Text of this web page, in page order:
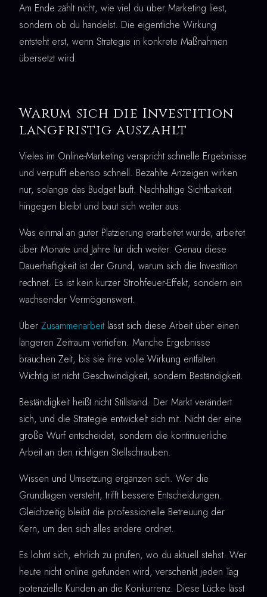
Am Ende zählt nicht, wie viel du über Marketing liest,
sondern ob du handelst. Die eigentliche Wirkung
entsteht erst, wenn Strategie in konkrete Maßnahmen
übersetzt wird.
Warum sich die Investition
langfristig auszahlt
Vieles im Online-Marketing verspricht schnelle Ergebnisse
und verpufft ebenso schnell. Bezahlte Anzeigen wirken
nur, solange das Budget läuft. Nachhaltige Sichtbarkeit
hingegen bleibt und baut sich weiter aus.
Was einmal an guter Platzierung erarbeitet wurde, arbeitet
über Monate und Jahre für dich weiter. Genau diese
Dauerhaftigkeit ist der Grund, warum sich die Investition
rechnet. Es ist kein kurzer Strohfeuer-Effekt, sondern ein
wachsender Vermögenswert.
Über Zusammenarbeit lässt sich diese Arbeit über einen
längeren Zeitraum vertiefen. Manche Ergebnisse
brauchen Zeit, bis sie ihre volle Wirkung entfalten.
Wichtig ist nicht Geschwindigkeit, sondern Beständigkeit.
Beständigkeit heißt nicht Stillstand. Der Markt verändert
sich, und die Strategie entwickelt sich mit. Nicht der eine
große Wurf entscheidet, sondern die kontinuierliche
Arbeit an den richtigen Stellschrauben.
Wissen und Umsetzung ergänzen sich. Wer die
Grundlagen versteht, trifft bessere Entscheidungen.
Gleichzeitig bleibt die professionelle Betreuung der
Kern, um den sich alles andere ordnet.
Es lohnt sich, ehrlich zu prüfen, wo du aktuell stehst. Wer
heute nicht online gefunden wird, verschenkt jeden Tag
potenzielle Kunden an die Konkurrenz. Diese Lücke lässt